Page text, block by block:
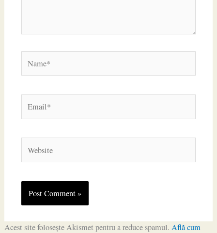
Acest site folosește Akismet pentru a reduce spamul. Află cum